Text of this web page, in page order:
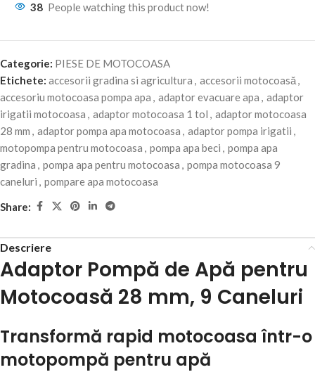
38 People watching this product now!
Categorie: PIESE DE MOTOCOASA
Etichete: accesorii gradina si agricultura , accesorii motocoasă,
accesoriu motocoasa pompa apa , adaptor evacuare apa , adaptor
irigatii motocoasa , adaptor motocoasa 1 tol , adaptor motocoasa
28 mm , adaptor pompa apa motocoasa , adaptor pompa irigatii ,
motopompa pentru motocoasa , pompa apa beci , pompa apa
gradina , pompa apa pentru motocoasa , pompa motocoasa 9
caneluri , pompare apa motocoasa
Share:
Descriere
Adaptor Pompă de Apă pentru
Motocoasă 28 mm, 9 Caneluri
Transformă rapid motocoasa într-o
motopompă pentru apă